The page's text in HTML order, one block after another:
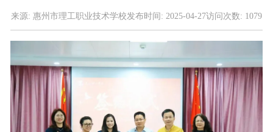
来源: 惠州市理工职业技术学校发布时间: 2025-04-27访问次数: 1079